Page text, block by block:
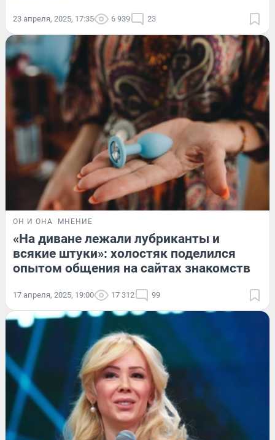
23 апреля, 2025, 17:35 6 939 23
ОН И ОНА МНЕНИЕ
«На диване лежали лубриканты и
всякие штуки»: холостяк поделился
опытом общения на сайтах знакомств
17 апреля, 2025, 19:00 17 312 99